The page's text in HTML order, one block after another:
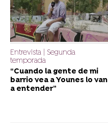
Entrevista | Segunda
temporada
“Cuando la gente de mi
barrio vea a Younes lo van
a entender”